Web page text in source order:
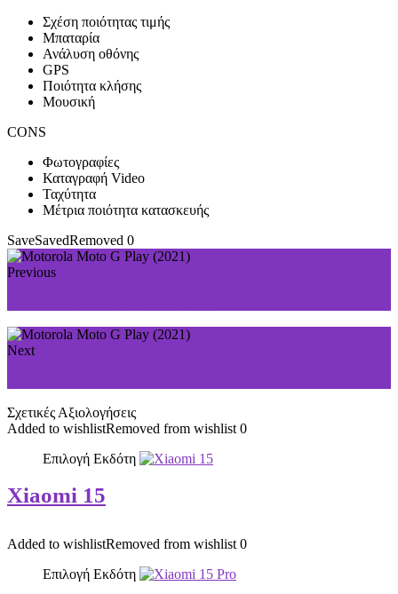
Σχέση ποιότητας τιμής
Μπαταρία
Ανάλυση οθόνης
GPS
Ποιότητα κλήσης
Μουσική
CONS
Φωτογραφίες
Καταγραφή Video
Ταχύτητα
Μέτρια ποιότητα κατασκευής
SaveSavedRemoved 0
Previous
Next
Σχετικές Αξιολογήσεις
Added to wishlistRemoved from wishlist 0
Επιλογή Εκδότη
Xiaomi 15
Added to wishlistRemoved from wishlist 0
Επιλογή Εκδότη